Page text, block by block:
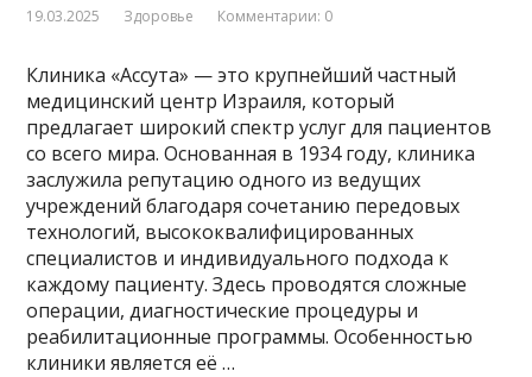
19.03.2025 Здоровье Комментарии: 0
Клиника «Ассута» — это крупнейший частный
медицинский центр Израиля, который
предлагает широкий спектр услуг для пациентов
со всего мира. Основанная в 1934 году, клиника
заслужила репутацию одного из ведущих
учреждений благодаря сочетанию передовых
технологий, высококвалифицированных
специалистов и индивидуального подхода к
каждому пациенту. Здесь проводятся сложные
операции, диагностические процедуры и
реабилитационные программы. Особенностью
клиники является её …